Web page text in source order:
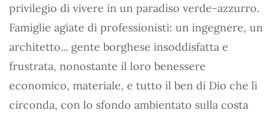
privilegio di vivere in un paradiso verde-azzurro.
Famiglie agiate di professionisti: un ingegnere, un
architetto... gente borghese insoddisfatta e
frustrata, nonostante il loro benessere
economico, materiale, e tutto il ben di Dio che li
circonda, con lo sfondo ambientato sulla costa